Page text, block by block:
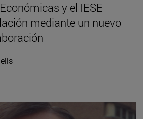
y el IESE
mediante un nuevo